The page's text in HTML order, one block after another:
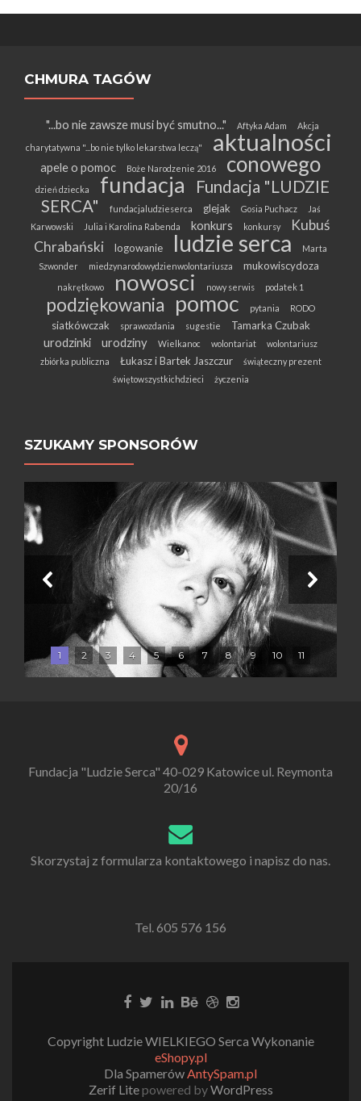
CHMURA TAGÓW
"...bo nie zawsze musi być smutno..." Aftyka Adam Akcja
charytatywna "...bo nie tylko lekarstwa leczą" aktualności
apele o pomoc Boże Narodzenie 2016 conowego
dzień dziecka fundacja
Fundacja "LUDZIE
SERCA"
fundacjaludzieserca glejak Gosia Puchacz
Jaś
Karwowski
Julia i Karolina Rabenda konkurs konkursy
Kubuś
Chrabański
logowanie ludzie serca
Marta
Szwonder
miedzynarodowydzienwolontariusza mukowiscydoza
nakrętkowo nowosci nowy serwis podatek 1
podziękowania pomoc pytania RODO
siatkówczak sprawozdania sugestie Tamarka Czubak
urodzinki urodziny Wielkanoc wolontariat
wolontariusz
zbiórka publiczna
Łukasz i Bartek Jaszczur
świąteczny prezent
świętowszystkichdzieci
życzenia
SZUKAMY SPONSORÓW
1 2 3 4 5 6 7 8 9 10 11
Fundacja "Ludzie Serca" 40-029 Katowice ul. Reymonta
20/16
Skorzystaj z formularza kontaktowego i napisz do nas.
Tel. 605 576 156
Copyright Ludzie WIELKIEGO Serca Wykonanie
eShopy.pl
Dla SpamerówAntySpam.pl
Zerif Litepowered byWordPress